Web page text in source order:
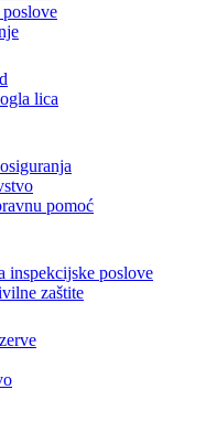
lica
pomoć
poslove
zaštite